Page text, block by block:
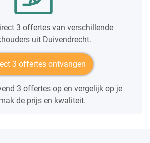
3 offertes van verschillende
uit Duivendrecht.
3 offertes ontvangen
3 offertes op en vergelijk op je
de prijs en kwaliteit.